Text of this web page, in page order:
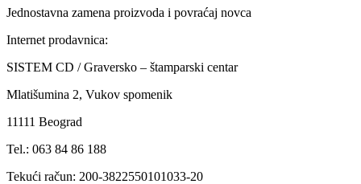
Jednostavna zamena proizvoda i povraćaj novca
Internet prodavnica:
SISTEM CD / Graversko – štamparski centar
Mlatišumina 2, Vukov spomenik
11111 Beograd
Tel.: 063 84 86 188
Tekući račun: 200-3822550101033-20